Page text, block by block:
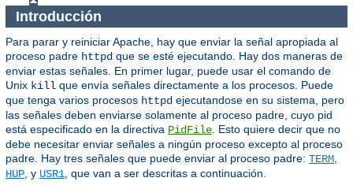
Introducción
Para parar y reiniciar Apache, hay que enviar la señal apropiada al
proceso padre httpd que se esté ejecutando. Hay dos maneras de
enviar estas señales. En primer lugar, puede usar el comando de
Unix kill que envía señales directamente a los procesos. Puede
que tenga varios procesos httpd ejecutandose en su sistema, pero
las señales deben enviarse solamente al proceso padre, cuyo pid
está especificado en la directiva PidFile . Esto quiere decir que no
debe necesitar enviar señales a ningún proceso excepto al proceso
padre. Hay tres señales que puede enviar al proceso padre: TERM
HUP , y USR1 , que van a ser descritas a continuación.